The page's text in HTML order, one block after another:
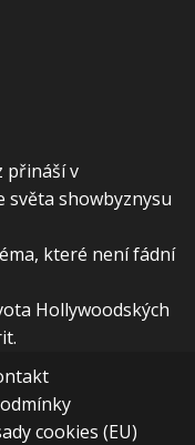
přináší v
světa showbyznysu
které není fádní
Hollywoodských
cookies (EU)